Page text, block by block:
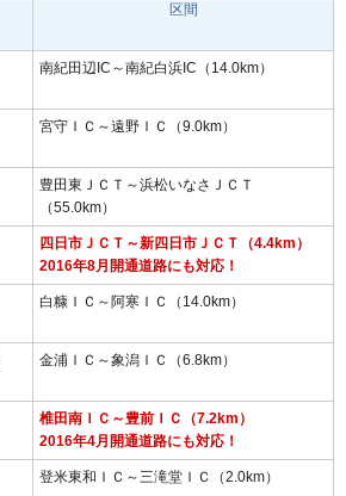
区間
南紀田辺IC～南紀白浜IC（14.0km）
宮守ＩＣ～遠野ＩＣ（9.0km）
豊田東ＪＣＴ～浜松いなさＪＣＴ
（55.0km）
四日市ＪＣＴ～新四日市ＪＣＴ（4.4km）
2016年8月開通道路にも対応！
白糠ＩＣ～阿寒ＩＣ（14.0km）
金浦ＩＣ～象潟ＩＣ（6.8km）
椎田南ＩＣ～豊前ＩＣ（7.2km）
2016年4月開通道路にも対応！
登米東和ＩＣ～三滝堂ＩＣ（2.0km）